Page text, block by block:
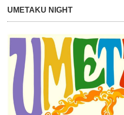
UMETAKU NIGHT